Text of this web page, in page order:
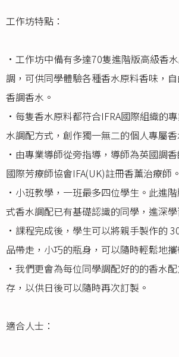
工作坊特點：
•工作坊中備有多達70隻進階版高級香
調，可供同學體驗各種香水原料香味，
香調香水。
•每隻香水原料都符合IFRA國際組織的
水調配方式，創作獨一無二的個人專屬香
•由專業導師從旁指導，導師為英國調香
國際芳療師協會IFA(UK)註冊香薰治療師。
•小班教學，一班最多四位學生。此進
式香水調配已有基礎認識的同學，進深
•課程完成後，學生可以將親手製作的
品帶走，小巧的瓶身，可以隨時輕鬆地攜
•我們更會為每位同學調配好的的香水
存，以供日後可以隨時再次訂製。
適合人士：